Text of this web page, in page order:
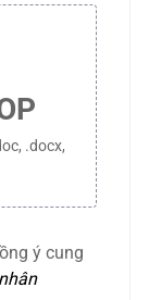
.docx,
ý cung